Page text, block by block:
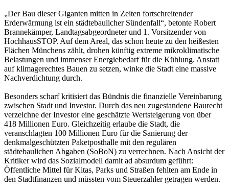
„Der Bau dieser Giganten mitten in Zeiten fortschreitender
Erderwärmung ist ein städtebaulicher Sündenfall“, betonte Robert
Brannekämper, Landtagsabgeordneter und 1. Vorsitzender von
HochhausSTOP. Auf dem Areal, das schon heute zu den heißesten
Flächen Münchens zählt, drohen künftig extreme mikroklimatische
Belastungen und immenser Energiebedarf für die Kühlung. Anstatt
auf klimagerechtes Bauen zu setzen, winke die Stadt eine massive
Nachverdichtung durch.
Besonders scharf kritisiert das Bündnis die finanzielle Vereinbarung
zwischen Stadt und Investor. Durch das neu zugestandene Baurecht
verzeichne der Investor eine geschätzte Wertsteigerung von über
418 Millionen Euro. Gleichzeitig erlaube die Stadt, die
veranschlagten 100 Millionen Euro für die Sanierung der
denkmalgeschützten Paketposthalle mit den regulären
städtebaulichen Abgaben (SoBoN) zu verrechnen. Nach Ansicht der
Kritiker wird das Sozialmodell damit ad absurdum geführt:
Öffentliche Mittel für Kitas, Parks und Straßen fehlten am Ende in
den Stadtfinanzen und müssten vom Steuerzahler getragen werden.